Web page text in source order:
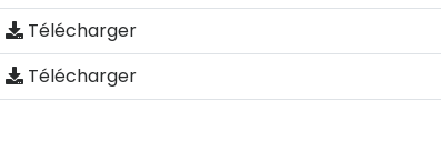
Télécharger
Télécharger